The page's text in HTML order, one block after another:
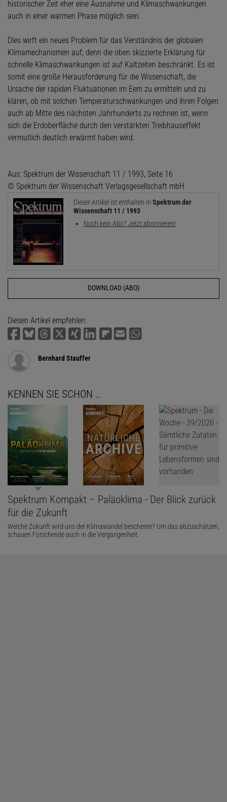
historischer Zeit eher eine Ausnahme und Klimaschwankungen
auch in einer warmen Phase möglich sein.
Dies wirft ein neues Problem für das Verständnis der globalen
Klimamechanismen auf; denn die oben skizzierte Erklärung für
schnelle Klimaschwankungen ist auf Kaltzeiten beschränkt. Es ist
somit eine große Herausforderung für die Wissenschaft, die
Ursache der rapiden Fluktuationen im Eem zu ermitteln und zu
klären, ob mit solchen Temperaturschwankungen und ihren Folgen
auch ab Mitte des nächsten Jahrhunderts zu rechnen ist, wenn
sich die Erdoberfläche durch den verstärkten Treibhauseffekt
vermutlich deutlich erwärmt haben wird.
Aus: Spektrum der Wissenschaft 11 / 1993, Seite 16
© Spektrum der Wissenschaft Verlagsgesellschaft mbH
Dieser Artikel ist enthalten in Spektrum der
Wissenschaft 11 / 1993
Noch kein Abo? Jetzt abonnieren!
DOWNLOAD (ABO)
Diesen Artikel empfehlen:
Bernhard Stauffer
KENNEN SIE SCHON …
Spektrum Kompakt – Paläoklima - Der Blick zurück
für die Zukunft
Welche Zukunft wird uns der Klimawandel bescheren? Um das abzuschätzen,
schauen Forschende auch in die Vergangenheit.